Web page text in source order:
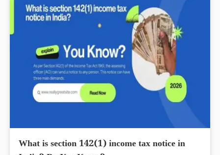
What is section 142(1) income tax notice in